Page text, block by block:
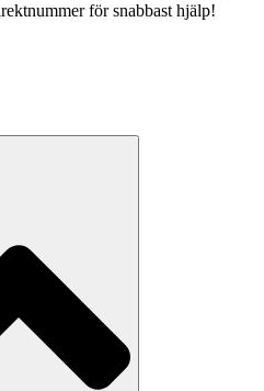
för snabbast hjälp!